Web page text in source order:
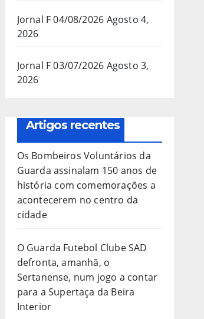
Jornal F 04/08/2026 Agosto 4,
2026
Jornal F 03/07/2026 Agosto 3,
2026
Artigos recentes
Os Bombeiros Voluntários da
Guarda assinalam 150 anos de
história com comemorações a
acontecerem no centro da
cidade
O Guarda Futebol Clube SAD
defronta, amanhã, o
Sertanense, num jogo a contar
para a Supertaça da Beira
Interior